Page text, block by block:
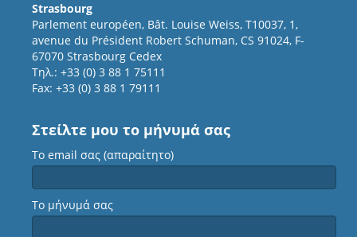
Strasbourg
Parlement européen, Bât. Louise Weiss, T10037, 1,
avenue du Président Robert Schuman, CS 91024, F-
67070 Strasbourg Cedex
Τηλ.: +33 (0) 3 88 1 75111
Fax: +33 (0) 3 88 1 79111
Στείλτε μου το μήνυμά σας
Το email σας (απαραίτητο)
Το μήνυμά σας